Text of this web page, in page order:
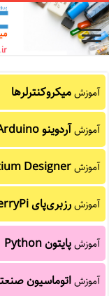
آموزشمیکروکنترلرها
آموزشآردوینو Arduino
آموزشDesigner
آموزشرزبری‌پای RaspberryPi
آموزشپایتون Python
آموزشاتوماسیون